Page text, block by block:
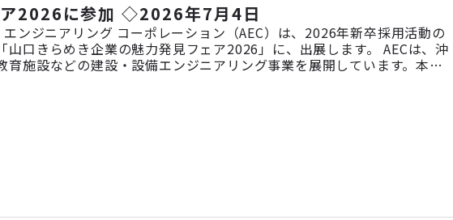
ア2026に参加 ◇2026年7月4日
ンジニアリング コーポレーション（AEC）は、2026年新卒採用活動の
口きらめき企業の魅力発見フェア2026」に、出展します。 AECは、沖
施設などの建設・設備エンジニアリング事業を展開しています。本イ